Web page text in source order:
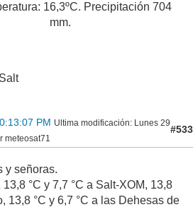
16,3ºC. Precipitación 704
mm.
PM Ultima modificación: Lunes 29
meteosat71
#533
y señoras.
°C y 7,7 °C a Salt-XOM, 13,8
13,8 °C y 6,7 °C a las Dehesas de